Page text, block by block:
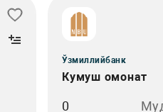
Ўзмиллийбанк
Кумуш омонат
0